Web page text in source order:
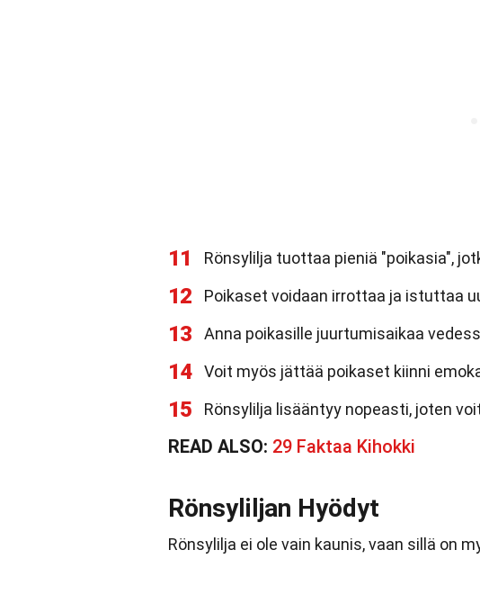
11 Rönsylilja tuottaa pieniä "poikasia",
12 Poikaset voidaan irrottaa ja istuttaa
13 Anna poikasille juurtumisaikaa
14 Voit myös jättää poikaset kiinni
15 Rönsylilja lisääntyy nopeasti, joten
READ ALSO: 29 Faktaa Kihokki
Rönsyliljan Hyödyt
Rönsylilja ei ole vain kaunis, vaan sillä on